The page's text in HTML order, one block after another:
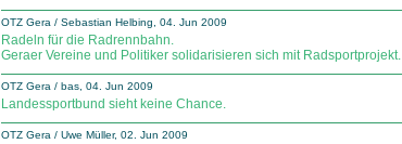
OTZ Gera / Sebastian Helbing, 04. Jun 2009
Radeln für die Radrennbahn.
Geraer Vereine und Politiker solidarisieren sich mit Radsportprojekt.
OTZ Gera / bas, 04. Jun 2009
Landessportbund sieht keine Chance.
OTZ Gera / Uwe Müller, 02. Jun 2009